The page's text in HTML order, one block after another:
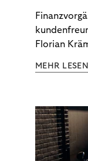
Florian
möchten.
MEHR LESEN